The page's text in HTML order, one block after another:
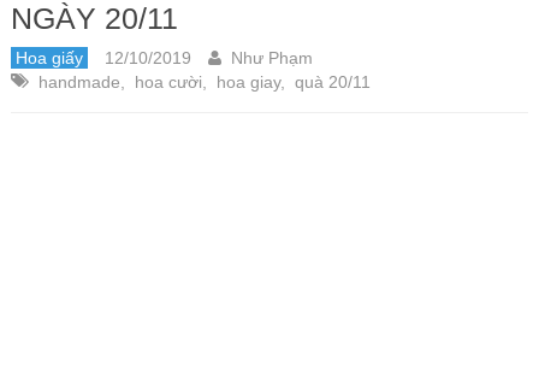
NGÀY 20/11
Hoa giấy 12/10/2019
Như Phạm
handmade
hoa cười hoa giay, quà 20/11